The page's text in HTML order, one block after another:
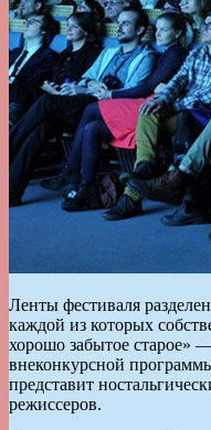
Ленты фестиваля
каждой из которых
хорошо забытое старое»
внеконкурсной
представит
режиссеров.